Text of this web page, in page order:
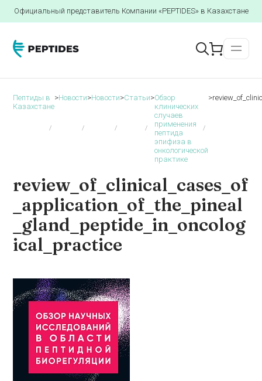
Официальный представитель Компании «PEPTIDES» в Казахстане
Пептиды в
Казахстане
>Новости>Новости>Статьи>Обзор
клинических
случаев
применения
пептида
эпифиза в
онкологической
практике
>
review_of_clinical_cases_of
_application_of_the_pineal
_gland_peptide_in_oncolog
ical_practice